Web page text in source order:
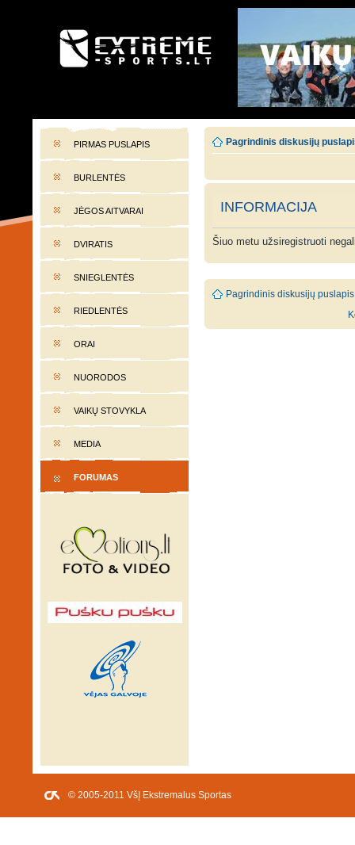
EXTREME-SPORTS.LT
PIRMAS PUSLAPIS
BURLENTĖS
JĖGOS AITVARAI
DVIRATIS
SNIEGLENTĖS
RIEDLENTĖS
ORAI
NUORODOS
VAIKŲ STOVYKLA
MEDIA
FORUMAS
Pagrindinis diskusijų
INFORMACIJA
Šiuo metu užsiregistruoti
Pagrindinis diskusijų puslapis
© 2005-2011 VšĮ Ekstremalus Sportas